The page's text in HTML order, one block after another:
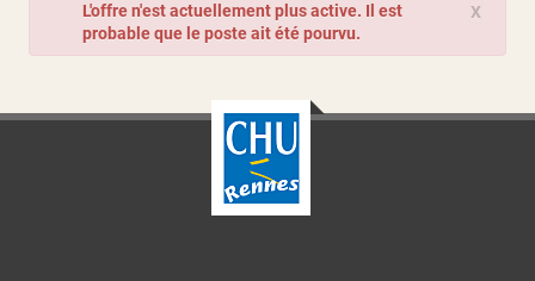
X
L'offre n'est actuellement plus active. Il est
probable que le poste ait été pourvu.